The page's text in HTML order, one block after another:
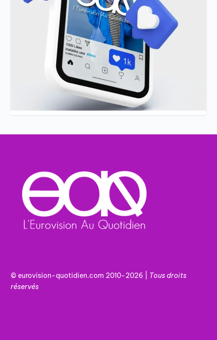
© eurovision-quotidien.com 2010-2026 | Tousdroits
réservés